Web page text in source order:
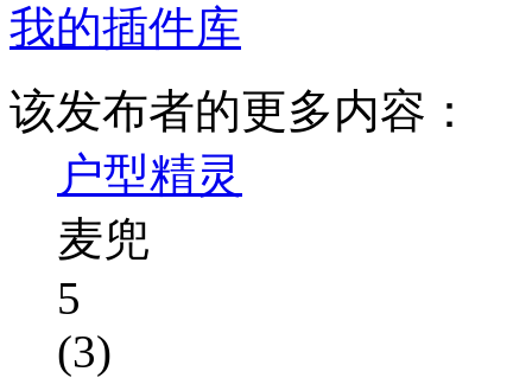
我的插件库
该发布者的更多内容：
户型精灵
麦兜
5
(3)